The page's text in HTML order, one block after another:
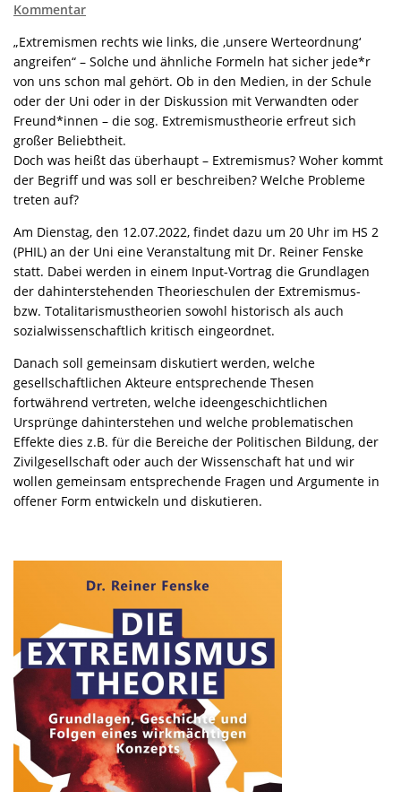
Kommentar
„Extremismen rechts wie links, die ‚unsere Werteordnung‘
angreifen“ – Solche und ähnliche Formeln hat sicher jede*r
von uns schon mal gehört. Ob in den Medien, in der Schule
oder der Uni oder in der Diskussion mit Verwandten oder
Freund*innen – die sog. Extremismustheorie erfreut sich
großer Beliebtheit.
Doch was heißt das überhaupt – Extremismus? Woher kommt
der Begriff und was soll er beschreiben? Welche Probleme
treten auf?
Am Dienstag, den 12.07.2022, findet dazu um 20 Uhr im HS 2
(PHIL) an der Uni eine Veranstaltung mit Dr. Reiner Fenske
statt. Dabei werden in einem Input-Vortrag die Grundlagen
der dahinterstehenden Theorieschulen der Extremismus-
bzw. Totalitarismustheorien sowohl historisch als auch
sozialwissenschaftlich kritisch eingeordnet.
Danach soll gemeinsam diskutiert werden, welche
gesellschaftlichen Akteure entsprechende Thesen
fortwährend vertreten, welche ideengeschichtlichen
Ursprünge dahinterstehen und welche problematischen
Effekte dies z.B. für die Bereiche der Politischen Bildung, der
Zivilgesellschaft oder auch der Wissenschaft hat und wir
wollen gemeinsam entsprechende Fragen und Argumente in
offener Form entwickeln und diskutieren.